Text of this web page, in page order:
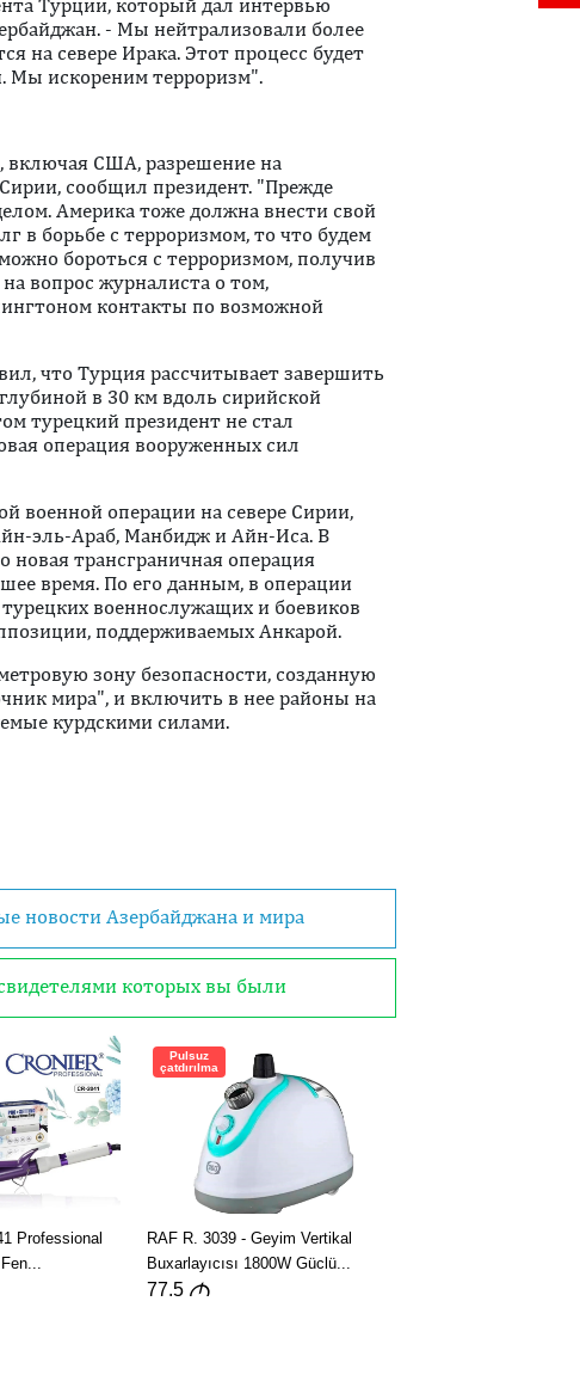
Турции, который дал интервью
- Мы нейтрализовали более
на севере Ирака. Этот процесс будет
Мы искореним терроризм".
включая США, разрешение на
сообщил президент. "Прежде
Америка тоже должна внести свой
в борьбе с терроризмом, то что будем
бороться с терроризмом, получив
вопрос журналиста о том,
контакты по возможной
что Турция рассчитывает завершить
в 30 км вдоль сирийской
турецкий президент не стал
операция вооруженных сил
военной операции на севере Сирии,
эль-Араб, Манбидж и Айн-Иса. В
трансграничная операция
время. По его данным, в операции
военнослужащих и боевиков
поддерживаемых Анкарой.
зону безопасности, созданную
мира", и включить в нее районы на
курдскими силами.
новости Азербайджана и мира
которых вы были